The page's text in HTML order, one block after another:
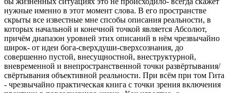
нужные именно в этот момент слова. В его пространстве
скрыты все известные мне спсобы описания реальности, в
которых начальной и конечной точкой является Абсолют,
причём диапазон уровней этих описаний в нём чрезвычайно
широк- от идеи бога-сверхдуши-сверхсознания, до
совершенно пустой, внесущностной, внеструктурной,
вневременной и внепространственной точки развёртывания/
свёртывания объективной реальности. При всём при том Гита
- чрезвычайно практическая книга с точки зрения включения